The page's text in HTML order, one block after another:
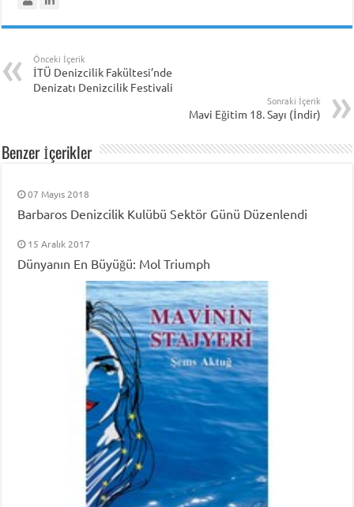
Önceki İçerik
İTÜ Denizcilik Fakültesi’nde
Denizatı Denizcilik Festivali
Sonraki İçerik
Mavi Eğitim 18. Sayı (İndir)
Benzer İçerikler
07 Mayıs 2018
Barbaros Denizcilik Kulübü Sektör Günü Düzenlendi
15 Aralık 2017
Dünyanın En Büyüğü: Mol Triumph